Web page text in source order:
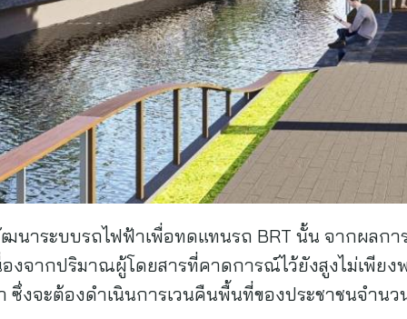
นาระบบรถไฟฟ้าเพื่อทดแทนรถ BRT นั้น จากผลก
งจากปริมาณผู้โดยสารที่คาดการณ์ไว้ยังสูงไม่เพียง
ซึ่งจะต้องดำเนินการเวนคืนพื้นที่ของประชาชนจำนว